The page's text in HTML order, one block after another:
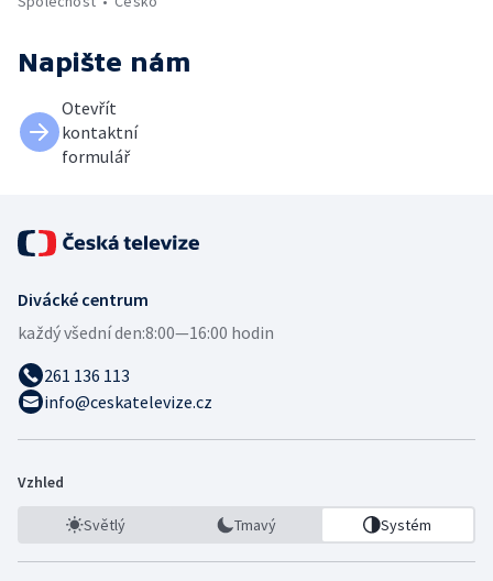
Napište nám
Otevřít
kontaktní
formulář
Divácké centrum
každý všední den:8:00—16:00 hodin
261 136 113
info@ceskatelevize.cz
Vzhled
Světlý Tmavý Systém